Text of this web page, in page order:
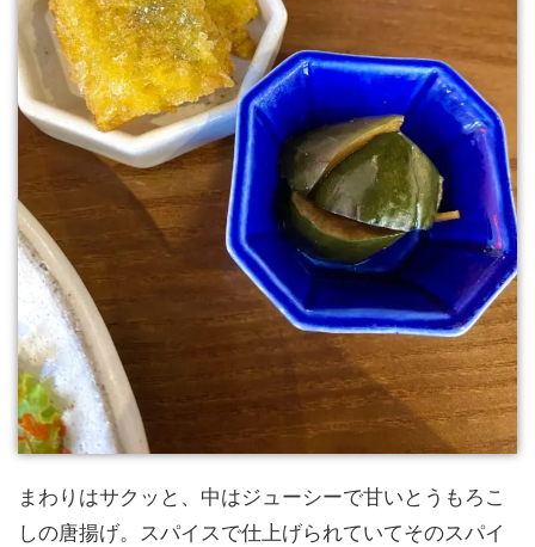
まわりはサクッと、中はジューシーで甘いとうもろこ
しの唐揚げ。スパイスで仕上げられていてそのスパイ